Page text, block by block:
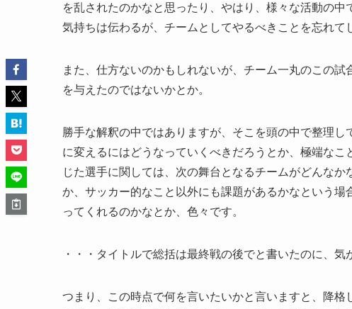
を乱されたのかなと思ったり、やはり、様々な活動の
気持ちは伝わるが、チームとしてやるべきことを忘れて
また、仕方ないのかもしれないが、チーム一丸のこの
を与えたのではないかとか。
勝手な解釈の中ではありますが、そこを頭の中で整理
に変えるにはどうなっていくべきだろうとか、極端な
じた選手に関しては、次の舞台となるチームがどんな
か、サッカー的なこと以外にも課題があるかなという
ってくれるのかなとか、色々です。
・・・タイトルで総括は最終戦の後でと書いたのに、
つまり、この時点で何を言いたいかと言いますと、降